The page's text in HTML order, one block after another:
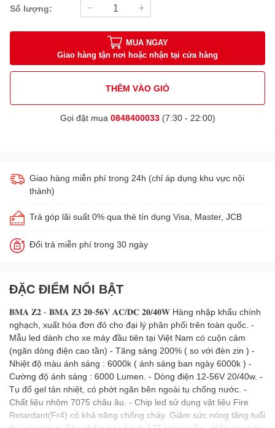
Số lượng:
MUA NGAY
Giao hàng tận nơi hoặc nhận tại cửa hàng
THÊM VÀO GIỎ
Gọi đặt mua 0848400033(7:30 - 22:00)
Giao hàng miễn phí trong 24h (chỉ áp dụng khu vực nội
thành)
Trả góp lãi suất 0% qua thẻ tín dụng Visa, Master, JCB
Đổi trả miễn phí trong 30 ngày
ĐẶC ĐIỂM NỔI BẬT
𝐁𝐌𝐀 𝐙𝟐 - 𝐁𝐌𝐀 𝐙𝟑 𝟐𝟎-𝟓𝟔𝐕 𝐀𝐂/𝐃𝐂 𝟐𝟎/𝟒𝟎𝐖 Hàng nhập khẩu chính
nghạch, xuất hóa đơn đỏ cho đại lý phân phối trên toàn quốc. -
Mẫu led dành cho xe máy đầu tiên tại Việt Nam có cuộn cảm
(ngăn dòng điện cao tần) - Tăng sáng 200% ( so với đèn zin ) -
Nhiệt độ màu ánh sáng : 6000k ( ánh sáng ban ngày 6000k ) -
Cường độ ánh sáng : 6000 Lumen. - Dòng điện 12-56V 20/40w. -
Tụ đổ gel tản nhiệt, có phớt ngăn bên ngoài tụ chống nước. -
Chất liệu nhôm 7075 châu âu. - Chip led sử dụng vật liệu Fire
Retardant(Fr4) có khả năng chống cháy. Giảm sức nóng tăng tuổi